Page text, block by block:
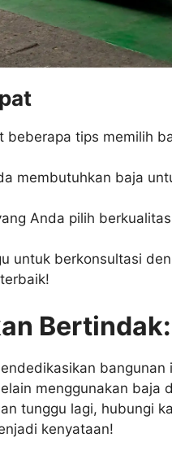
beberapa tips memilih
membutuhkan baja
Anda pilih
untuk berkonsultasi
menggunakan baja
tunggu lagi, hubungi
kenyataan!